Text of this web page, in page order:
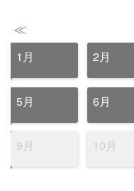
≪
1月 2月
5月 6月
9月 10月